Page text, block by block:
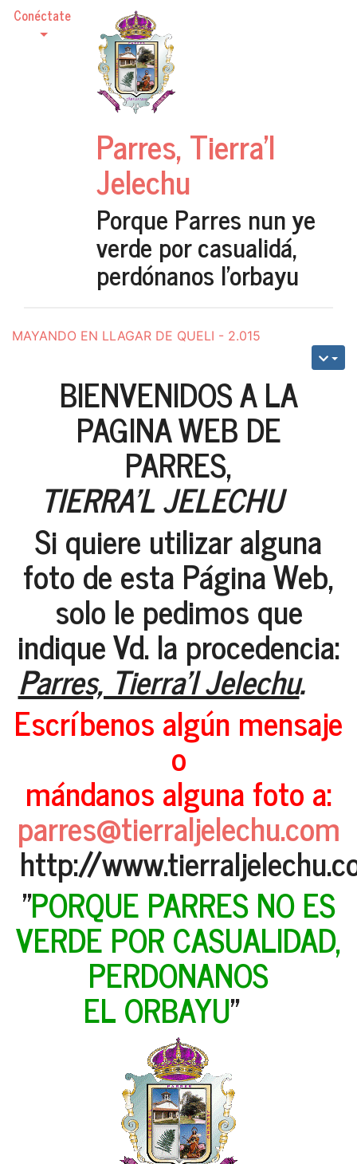
Conéctate
Parres, Tierra'l
Jelechu
Porque Parres nun ye
verde por casualidá,
perdónanos l'orbayu
MAYANDO EN LLAGAR DE QUELI - 2.015
BIENVENIDOS A LA
PAGINA WEB DE
PARRES,
TIERRA'L JELECHU
Si quiere utilizar alguna
foto de esta Página Web,
solo le pedimos que
indique Vd. la procedencia:
Parres, Tierra'l Jelechu.
Escríbenos algún mensaje
o
mándanos alguna foto a:
parres@tierraljelechu.com
http://
"PORQUE PARRES NO ES
VERDE POR CASUALIDAD,
PERDONANOS
EL ORBAYU"